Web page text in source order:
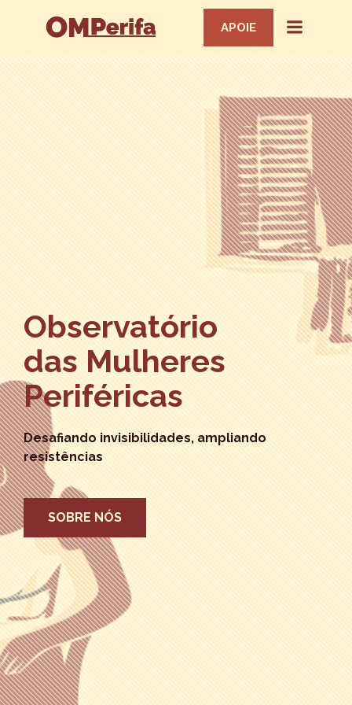
APOIE
Observatório
das Mulheres
Periféricas
Desafiando invisibilidades, ampliando
resistências
SOBRE NÓS